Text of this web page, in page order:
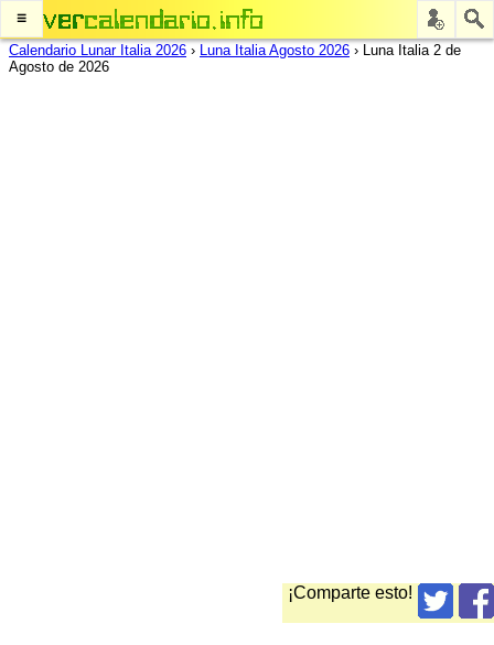
≡
Calendario Lunar Italia 2026 › Luna Italia Agosto 2026 › Luna Italia 2 de
Agosto de 2026
¡Comparte esto!